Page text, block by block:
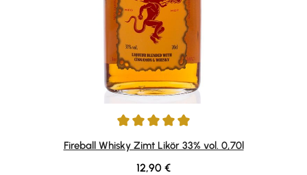
Durchschnittliche Bewertung von 4.9 von 5 Sternen
Fireball Whisky Zimt Likör 33% vol. 0,70l
Regulärer Preis:
12,90 €